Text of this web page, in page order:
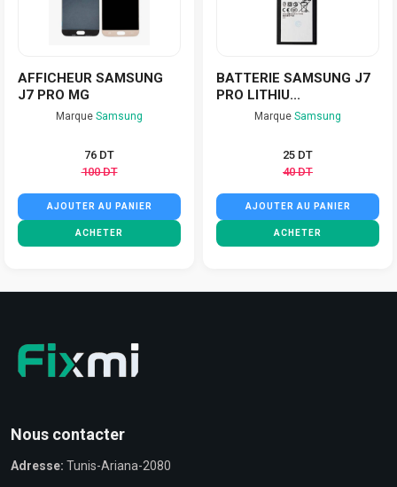
AFFICHEUR SAMSUNG
J7 PRO MG
Marque Samsung
76 DT
100 DT
AJOUTER AU PANIER
ACHETER
BATTERIE SAMSUNG J7
PRO LITHIU...
Marque Samsung
25 DT
40 DT
AJOUTER AU PANIER
ACHETER
Nous contacter
Adresse: Tunis-Ariana-2080